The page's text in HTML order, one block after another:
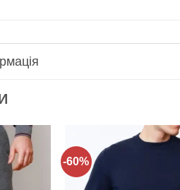
Додати
-60%